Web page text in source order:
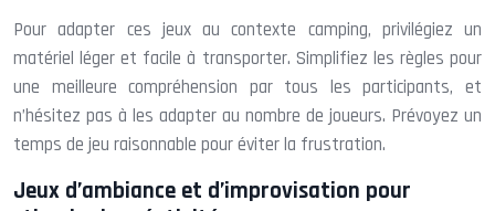
Pour adapter ces jeux au contexte camping, privilégiez un
matériel léger et facile à transporter. Simplifiez les règles pour
une meilleure compréhension par tous les participants, et
n’hésitez pas à les adapter au nombre de joueurs. Prévoyez un
temps de jeu raisonnable pour éviter la frustration.
Jeux d’ambiance et d’improvisation pour